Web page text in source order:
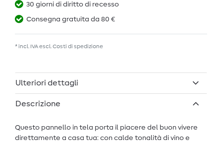
30 giorni di diritto di recesso
Consegna gratuita da 80 €
* incl. IVA escl. Costi di spedizione
Ulteriori dettagli
Descrizione
Questo pannello in tela porta il piacere del buon vivere
direttamente a casa tua: con calde tonalità di vino e